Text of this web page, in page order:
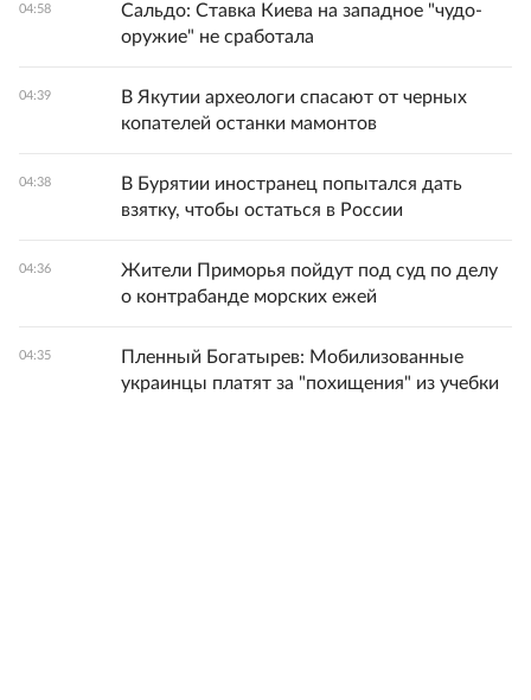
04:58
Сальдо: Ставка Киева на западное "чудо-
оружие" не сработала
04:39
В Якутии археологи спасают от черных
копателей останки мамонтов
04:38
В Бурятии иностранец попытался дать
взятку, чтобы остаться в России
04:36
Жители Приморья пойдут под суд по делу
о контрабанде морских ежей
04:35
Пленный Богатырев: Мобилизованные
украинцы платят за "похищения" из учебки